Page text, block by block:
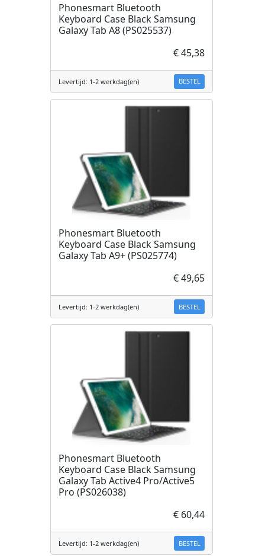
Phonesmart Bluetooth
Keyboard Case Black Samsung
Galaxy Tab A8 (PS025537)
€ 45,38
Levertijd: 1-2 werkdag(en) BESTEL
Phonesmart Bluetooth
Keyboard Case Black Samsung
Galaxy Tab A9+ (PS025774)
€ 49,65
Levertijd: 1-2 werkdag(en) BESTEL
Phonesmart Bluetooth
Keyboard Case Black Samsung
Galaxy Tab Active4 Pro/Active5
Pro (PS026038)
€ 60,44
Levertijd: 1-2 werkdag(en) BESTEL